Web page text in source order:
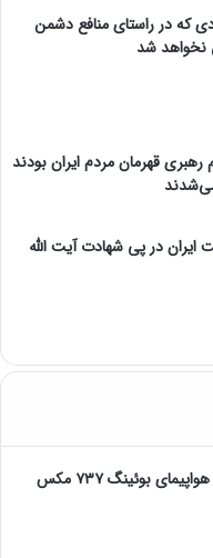
که در راستای منافع دشمن
نخواهد شد
رهبری قهرمان مردم ایران بودند
می‌شدند
ایران در پی شهادت آیت الله
دستور بازرسی فوری هواپیمای بوئینگ ۷۳۷ مکس